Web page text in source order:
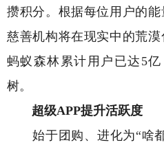
攒积分。根据每位用户的
慈善机构将在现实中的荒漠
蚂蚁森林累计用户已达5
树。
超级APP提升活跃度
始于团购、进化为“啥都